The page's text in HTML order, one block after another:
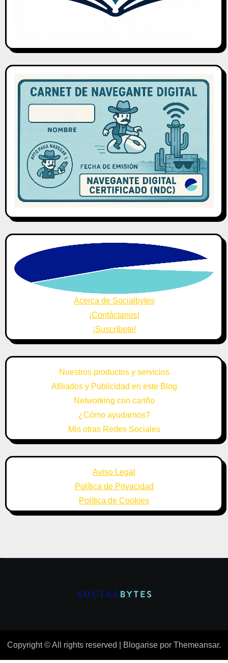
Acerca de Socialbytes
¡Contáctanos!
¡Suscríbete!
Nuestros productos y servicios
Afiliados y Publicidad en este Blog
Networking con cariño
¿Cómo ayudarnos?
Mis otras Redes Sociales
Aviso Legal
Política de Privacidad
Política de Cookies
Copyright © All rights reserved Blogarise por Themeansar.